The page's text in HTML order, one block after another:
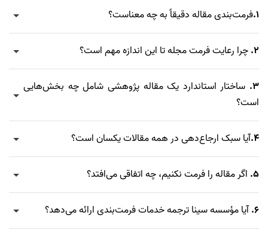
1.فرمت‌بندی مقاله دقیقاً به چه معناست؟
2. چرا رعایت فرمت مجله تا این اندازه مهم است؟
3. ساختار استاندارد یک مقاله پژوهشی شامل چه بخش‌هایی
است؟
4.آیا سبک ارجاع‌دهی در همه مقالات یکسان است؟
5. اگر مقاله را فرمت نکنیم، چه اتفاقی می‌افتد؟
6. آیا مؤسسه سینا ترجمه خدمات فرمت‌بندی ارائه می‌دهد؟